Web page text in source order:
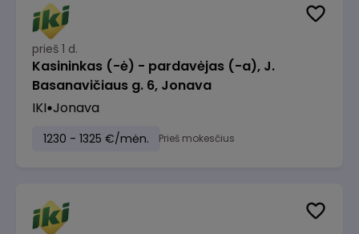
prieš 1 d.
Kasininkas (-ė) - pardavėjas (-a), J.
Basanavičiaus g. 6, Jonava
IKI Jonava
1230 - 1325 €/mėn. Prieš mokesčius